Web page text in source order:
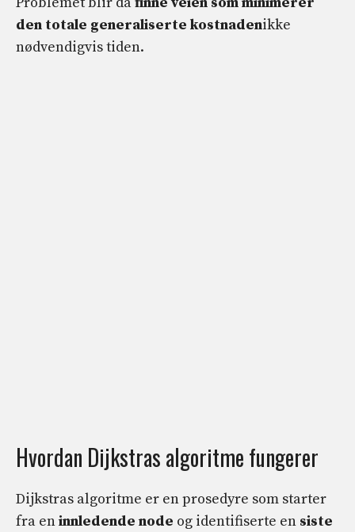
den totale generaliserte kostnadenikke
nødvendigvis tiden.
Hvordan Dijkstras algoritme fungerer
Dijkstras algoritme er en prosedyre som starter
fra eninnledende node og identifiserte en siste